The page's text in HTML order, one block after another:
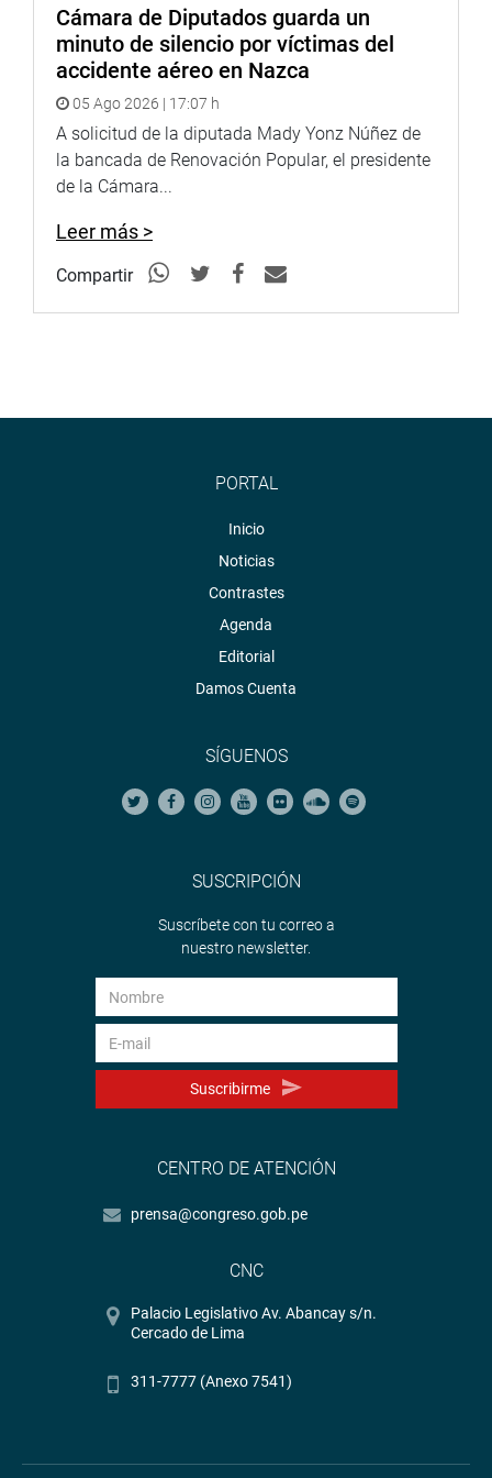
Youtube:
http://www.youtube.com/congresoperu
Soundcloud: https://soundcloud.com/radiocongreso
Sistema de Archivo Fotográfico
(SAF):http://www4.congreso.gob.pe/fotografia.asp
Cámara de Diputados guarda un
minuto de silencio por víctimas del
accidente aéreo en Nazca
05 Ago 2026 | 17:07 h
A solicitud de la diputada Mady Yonz Núñez de
la bancada de Renovación Popular, el presidente
de la Cámara...
Leer más >
Compartir
PORTAL
Inicio
Noticias
Contrastes
Agenda
Editorial
Damos Cuenta
SÍGUENOS
SUSCRIPCIÓN
Suscríbete con tu correo a
nuestro newsletter.
Suscribirme
CENTRO DE ATENCIÓN
prensa@congreso.gob.pe
CNC
Palacio Legislativo Av. Abancay s/n.
Cercado de Lima
311-7777 (Anexo 7541)